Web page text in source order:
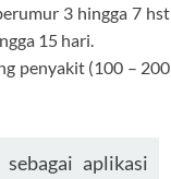
3 hingga 7 hst
15 hari.
penyakit (100 – 200
aplikasi